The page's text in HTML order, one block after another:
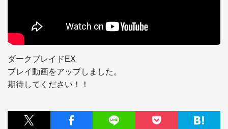
ダークブレイドEX
プレイ動画をアップしました。
期待してください！！